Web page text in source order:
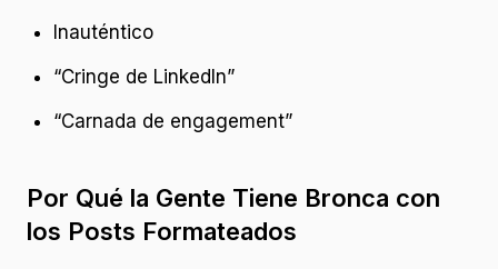
Inauténtico
“Cringe de LinkedIn”
“Carnada de engagement”
Por Qué la Gente Tiene Bronca con
los Posts Formateados